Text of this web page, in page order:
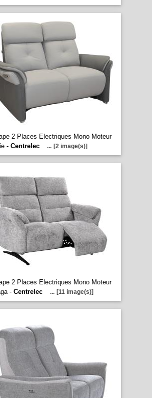
2 Places Electriques Mono Moteur
- Centrelec ... [2 image(s)]
2 Places Electriques Mono Moteur
- Centrelec ... [11 image(s)]